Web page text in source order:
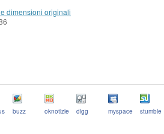
dimensioni originali
buzz oknotizie digg myspace stumble